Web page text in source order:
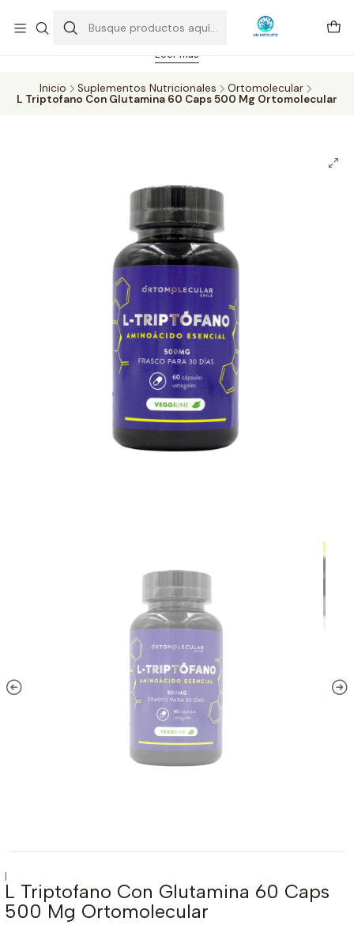
Feriado 21-05-2026 atención hasta las 14 hrs. Envío GRATIS mismo
día solo área Metropolitana Santiago por compras desde CLP 39.900.
Pedidos hasta 16 hrs., sábados y domingos hasta 14 hrs.
Leer más
Inicio Suplementos Nutricionales
Ortomolecular
L Triptofano Con Glutamina 60 Caps 500 Mg Ortomolecular
|
L Triptofano Con Glutamina 60 Caps
500 Mg Ortomolecular